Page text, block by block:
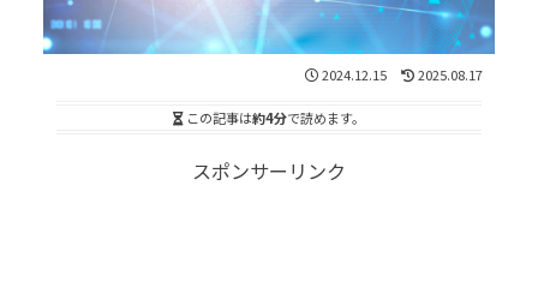
2024.12.15 2025.08.17
この記事は約4分で読めます。
スポンサーリンク